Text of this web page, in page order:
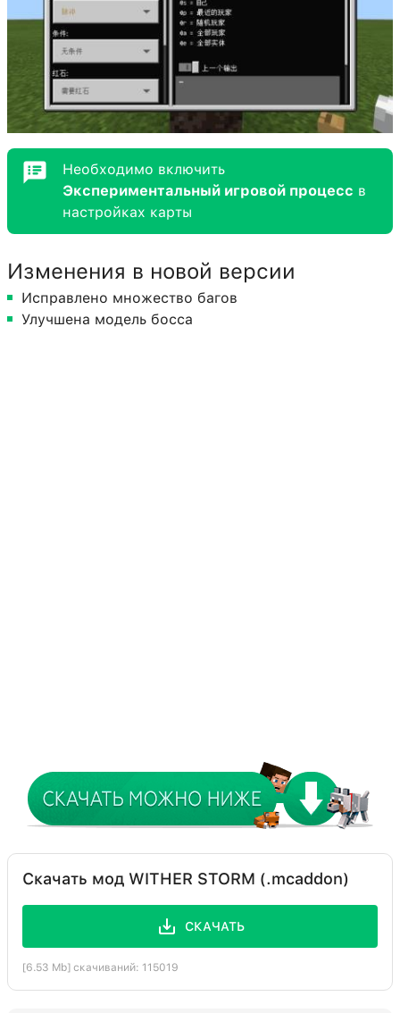
Необходимо включить
Экспериментальный игровой процесс в
настройках карты
Изменения в новой версии
Исправлено множество багов
Улучшена модель босса
Скачать мод WITHER STORM (.mcaddon)
СКАЧАТЬ
[6.53 Mb] скачиваний: 115019